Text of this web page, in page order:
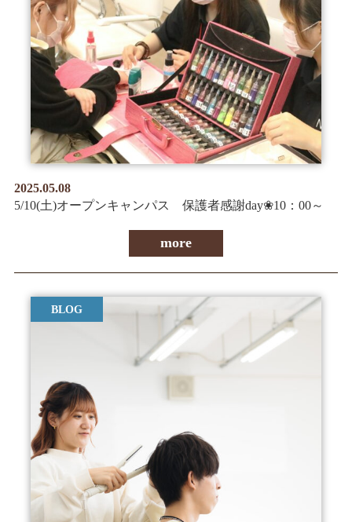
情報公開
学生・保護者向け
一般サロン向け
後援会向け
学校情報
よくある質問
サイトマップ
2025.05.08
5/10(土)オープンキャンパス 保護者感謝day❀10：00～
more
BLOG